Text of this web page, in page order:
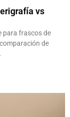
vs
para frascos de
de